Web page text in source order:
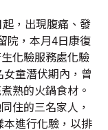
，出現腹痛、發
院，本月4日康復
化驗服務處化驗
童潛伏期內，曾
熟的火鍋食材。
住的三名家人，
進行化驗，以排